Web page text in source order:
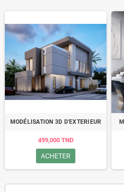
MODÉLISATION 3D D'EXTERIEUR
499,000 TND
ACHETER